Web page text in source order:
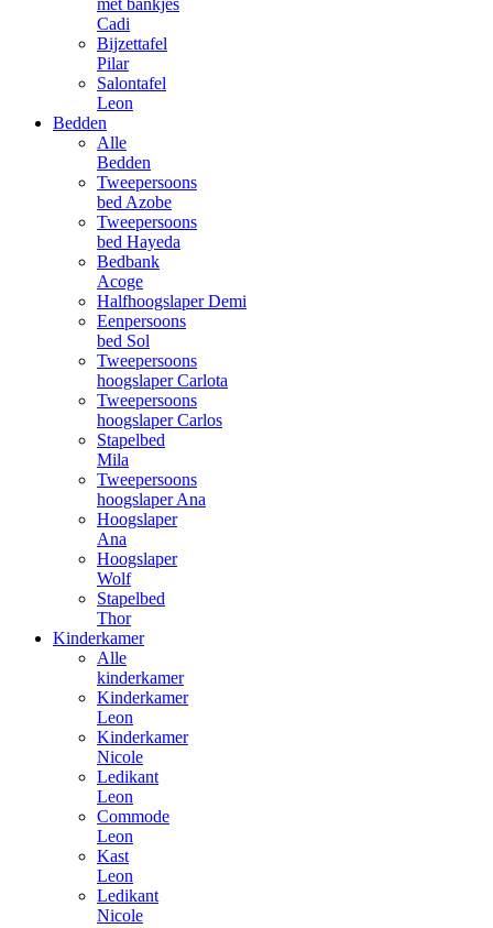
met bankjes
Cadi
Bijzettafel
Pilar
Salontafel
Leon
Bedden
Alle
Bedden
Tweepersoons
bed Azobe
Tweepersoons
bed Hayeda
Bedbank
Acoge
Halfhoogslaper Demi
Eenpersoons
bed Sol
Tweepersoons
hoogslaper Carlota
Tweepersoons
hoogslaper Carlos
Stapelbed
Mila
Tweepersoons
hoogslaper Ana
Hoogslaper
Ana
Hoogslaper
Wolf
Stapelbed
Thor
Kinderkamer
Alle
kinderkamer
Kinderkamer
Leon
Kinderkamer
Nicole
Ledikant
Leon
Commode
Leon
Kast
Leon
Ledikant
Nicole